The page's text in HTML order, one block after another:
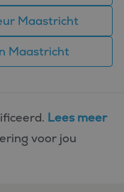
Maastricht
Maastricht
Lees meer
voor jou